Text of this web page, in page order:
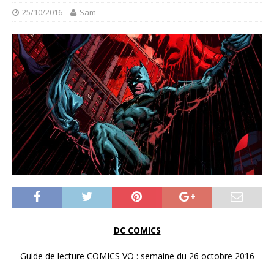
25/10/2016 Sam
DC COMICS
Guide de lecture COMICS VO : semaine du 26 octobre 2016